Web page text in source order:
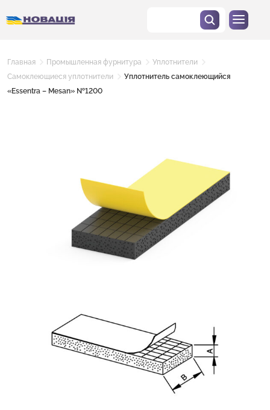
Главная Промышленная фурнитура
Уплотнители
Самоклеющиеся уплотнители
Уплотнитель самоклеющийся
«Essentra – Mesan» №1200